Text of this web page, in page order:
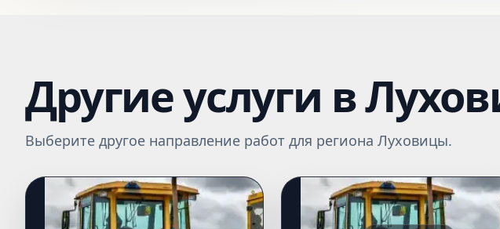
Другие услуги в
Выберите другое направление работ для региона Луховицы.